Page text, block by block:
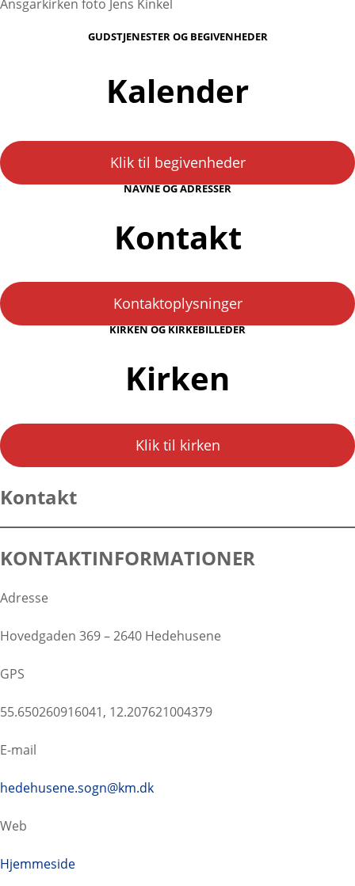
Ansgarkirken foto Jens Kinkel
GUDSTJENESTER OG BEGIVENHEDER
Kalender
Klik til begivenheder
NAVNE OG ADRESSER
Kontakt
Kontaktoplysninger
KIRKEN OG KIRKEBILLEDER
Kirken
Klik til kirken
Kontakt
KONTAKTINFORMATIONER
Adresse
Hovedgaden 369 – 2640 Hedehusene
GPS
55.650260916041, 12.207621004379
E-mail
hedehusene.sogn@km.dk
Web
Hjemmeside